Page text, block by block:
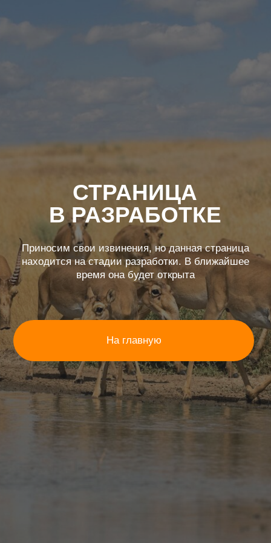
СТРАНИЦА
Приносим свои извинения, но данная страница
находится на стадии разработки. В ближайшее
время она будет открыта
На главную